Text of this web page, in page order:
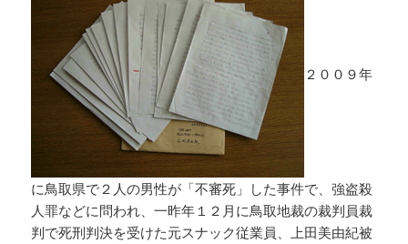
２００９年
に鳥取県で２人の男性が「不審死」した事件で、強盗殺
人罪などに問われ、一昨年１２月に鳥取地裁の裁判員裁
判で死刑判決を受けた元スナック従業員、上田美由紀被